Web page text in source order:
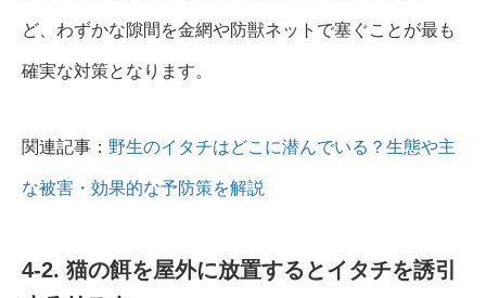
ど、わずかな隙間を金網や防獣ネットで塞ぐことが最も
確実な対策となります。
関連記事： 野生のイタチはどこに潜んでいる？生態や主
な被害・効果的な予防策を解説
4-2. 猫の餌を屋外に放置するとイタチを誘引